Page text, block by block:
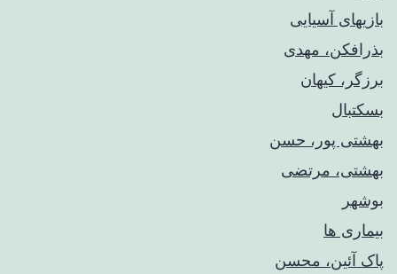
بازیهای آسیایی
بذرافکن، مهدی
برزگر، کیهان
بسکتبال
بهشتی پور، حسن
بهشتی، مرتضی
بوشهر
بیماری ها
پاک آئین، محسن